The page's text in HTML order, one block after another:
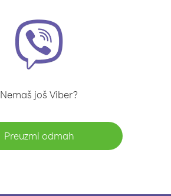
Nemaš još Viber?
Preuzmi odmah